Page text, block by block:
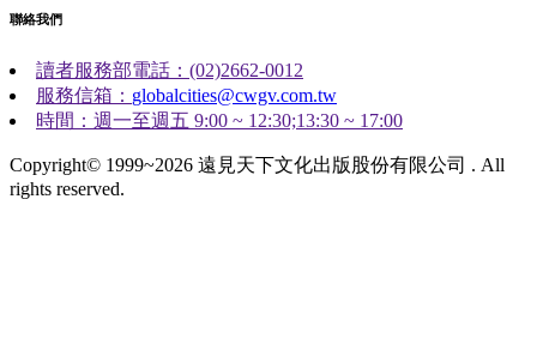
聯絡我們
讀者服務部電話：(02)2662-0012
服務信箱： globalcities@cwgv.com.tw
時間：週一至週五 9:00 ~ 12:30;13:30 ~ 17:00
Copyright© 1999~2026 遠見天下文化出版股份有限公司 . All
rights reserved.